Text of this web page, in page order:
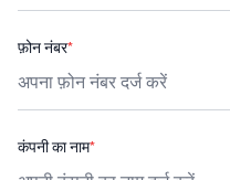
फ़ोन नंबर*
कंपनी का नाम*